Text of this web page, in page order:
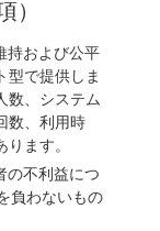
）
持および公平
型で提供しま
数、システム
数、利用時
ます。
の不利益につ
負わないもの